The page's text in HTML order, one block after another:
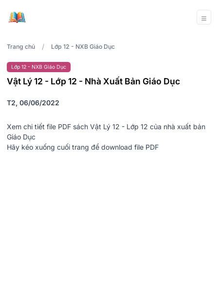
Trang chủ / Lớp 12 - NXB Giáo Dục
Lớp 12 - NXB Giáo Dục
Vật Lý 12 - Lớp 12 - Nhà Xuất Bản Giáo Dục
T2, 06/06/2022
Xem chi tiết file PDF sách Vật Lý 12 - Lớp 12 của nhà xuất bản
Giáo Dục
Hãy kéo xuống cuối trang để download file PDF